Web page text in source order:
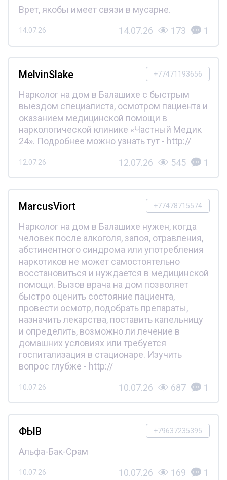
Врет, якобы имеет связи в мусарне.
14.07.26 14.07.26 173 1
+77471193656
MelvinSlake
Нарколог на дом в Балашихе с быстрым
выездом специалиста, осмотром пациента и
оказанием медицинской помощи в
наркологической клинике «Частный Медик
24». Подробнее можно узнать тут - http://
12.07.26 12.07.26 545 1
+77478715574
MarcusViort
Нарколог на дом в Балашихе нужен, когда
человек после алкоголя, запоя, отравления,
абстинентного синдрома или употребления
наркотиков не может самостоятельно
восстановиться и нуждается в медицинской
помощи. Вызов врача на дом позволяет
быстро оценить состояние пациента,
провести осмотр, подобрать препараты,
назначить лекарства, поставить капельницу
и определить, возможно ли лечение в
домашних условиях или требуется
госпитализация в стационаре. Изучить
вопрос глубже - http://
10.07.26 10.07.26 687 1
+79637235395
ФЫВ
Альфа-Бак-Срам
10.07.26 10.07.26 169 1